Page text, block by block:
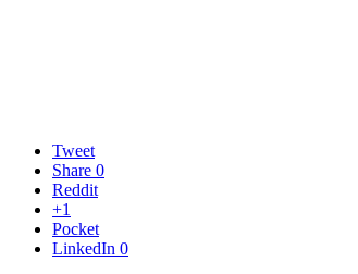
Tweet
Share 0
Reddit
+1
Pocket
LinkedIn 0